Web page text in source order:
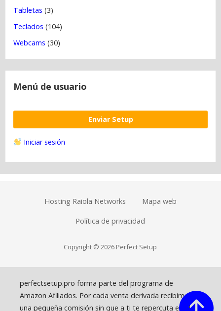
Tabletas (3)
Teclados (104)
Webcams (30)
Menú de usuario
Enviar Setup
Iniciar sesión
Hosting Raiola Networks Mapa web
Política de privacidad
Copyright © 2026 Perfect Setup
perfectsetup.pro forma parte del programa de
Amazon Afiliados. Por cada venta derivada recibimos
una pequeña comisión sin que a ti te repercuta en el